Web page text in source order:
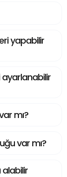
yapabilir
ayarlanabilir
mı?
var mı?